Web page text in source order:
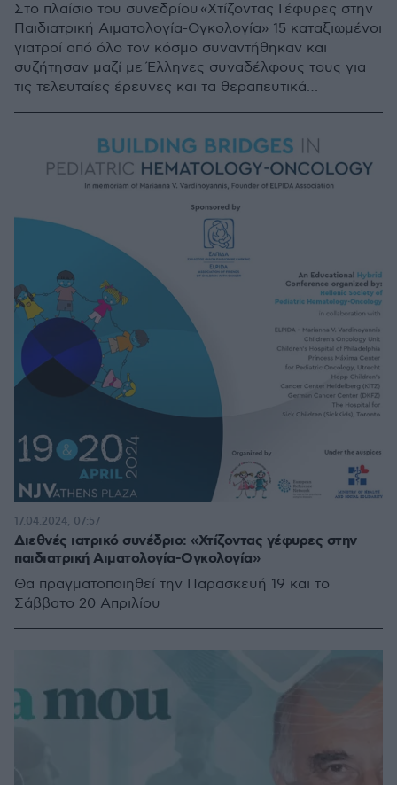
Στο πλαίσιο του συνεδρίου «Χτίζοντας Γέφυρες στην
Παιδιατρική Αιματολογία-Ογκολογία» 15 καταξιωμένοι
γιατροί από όλο τον κόσμο συναντήθηκαν και
συζήτησαν μαζί με Έλληνες συναδέλφους τους για
τις τελευταίες έρευνες και τα θεραπευτικά
Διεθνές ιατρικό συνέδριο: «Χτίζοντας γέφυρες στην
παιδιατρική Αιματολογία-Ογκολογία»
Θα πραγματοποιηθεί την Παρασκευή 19 και το
Σάββατο 20 Απριλίου
17.04.2024, 07:57